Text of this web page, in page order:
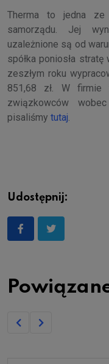
Therma to jedna ze
samorządu. Jej
uzależnione są od
spółka poniosła
zeszłym roku
851,68 zł. W firmie
związkowców
pisaliśmy tutaj.
Udostępnij: